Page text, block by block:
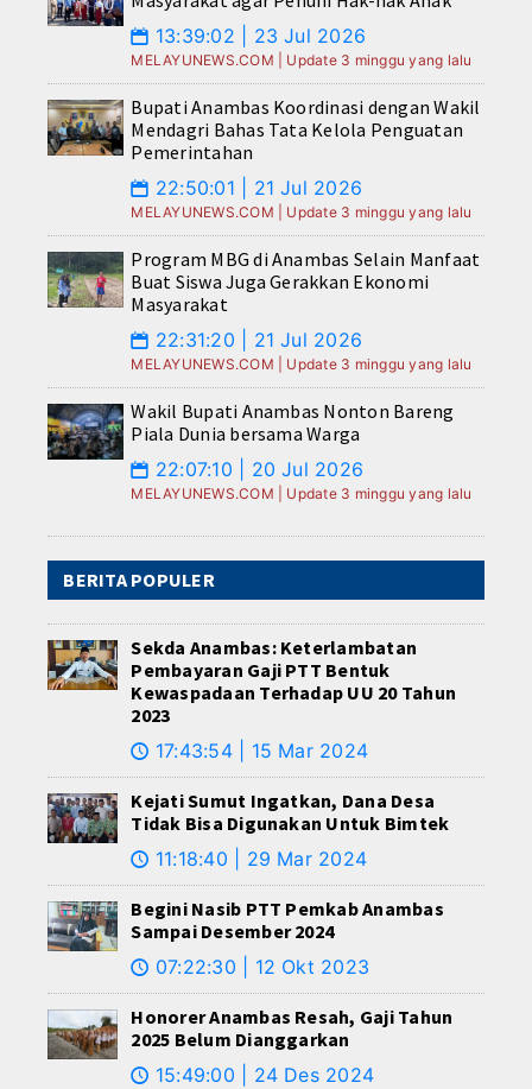
📅 13:39:02 | 23 Jul 2026
MELAYUNEWS.COM | Update 3 minggu yang lalu
Bupati Anambas Koordinasi dengan Wakil
Mendagri Bahas Tata Kelola Penguatan
Pemerintahan
📅 22:50:01 | 21 Jul 2026
MELAYUNEWS.COM | Update 3 minggu yang lalu
Program MBG di Anambas Selain Manfaat
Buat Siswa Juga Gerakkan Ekonomi
Masyarakat
📅 22:31:20 | 21 Jul 2026
MELAYUNEWS.COM | Update 3 minggu yang lalu
Wakil Bupati Anambas Nonton Bareng
Piala Dunia bersama Warga
📅 22:07:10 | 20 Jul 2026
MELAYUNEWS.COM | Update 3 minggu yang lalu
BERITA POPULER
Sekda Anambas: Keterlambatan
Pembayaran Gaji PTT Bentuk
Kewaspadaan Terhadap UU 20 Tahun
2023
🕔 17:43:54 | 15 Mar 2024
Kejati Sumut Ingatkan, Dana Desa
Tidak Bisa Digunakan Untuk Bimtek
🕔 11:18:40 | 29 Mar 2024
Begini Nasib PTT Pemkab Anambas
Sampai Desember 2024
🕔 07:22:30 | 12 Okt 2023
Honorer Anambas Resah, Gaji Tahun
2025 Belum Dianggarkan
🕔 15:49:00 | 24 Des 2024